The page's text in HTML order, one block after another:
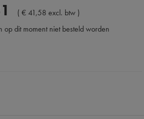
(€41,58 excl. btw )
op dit moment niet besteld worden